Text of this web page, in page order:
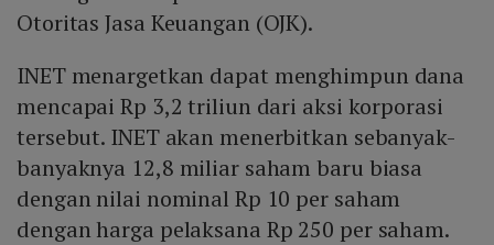
Otoritas Jasa Keuangan (OJK).
INET menargetkan dapat menghimpun dana
mencapai Rp 3,2 triliun dari aksi korporasi
tersebut. INET akan menerbitkan sebanyak-
banyaknya 12,8 miliar saham baru biasa
dengan nilai nominal Rp 10 per saham
dengan harga pelaksana Rp 250 per saham.